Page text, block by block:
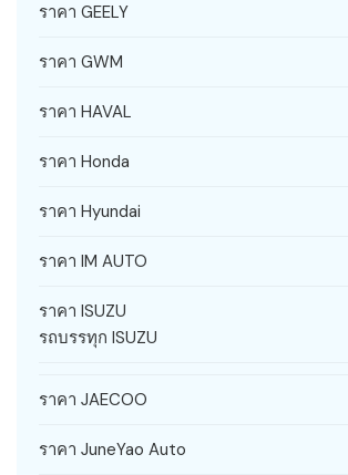
ราคา GEELY
ราคา GWM
ราคา HAVAL
ราคา Honda
ราคา Hyundai
ราคา IM AUTO
ราคา ISUZU
รถบรรทุก ISUZU
ราคา JAECOO
ราคา JuneYao Auto